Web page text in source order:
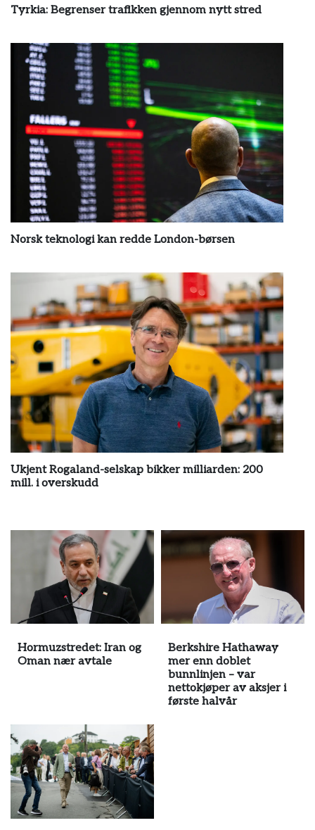
Tyrkia: Begrenser trafikken gjennom nytt stred
Norsk teknologi kan redde London-børsen
Ukjent Rogaland-selskap bikker milliarden: 200
mill. i overskudd
Hormuzstredet: Iran og
Oman nær avtale
Berkshire Hathaway
mer enn doblet
bunnlinjen – var
nettokjøper av aksjer i
første halvår